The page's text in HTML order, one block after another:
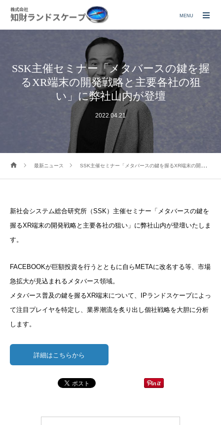
SSK主催セミナー「メタバースの鍵を握
るXR端末の開発戦略と主要各社の狙
い」に弊社山内が登壇
2022.04.21
最新ニュース SSK主催セミナー「メタバースの鍵を握るXR端末の開発戦略と主要各社の狙い」に弊社山内が登壇
新社会システム総合研究所（SSK）主催セミナー「メタバースの鍵を
握るXR端末の開発戦略と主要各社の狙い」に弊社山内が登壇いたしま
す。
FACEBOOKが巨額投資を行うとともに自らMETAに改名する等、市場
急拡大が見込まれるメタバース領域。
メタバース普及の鍵を握るXR端末について、IPランドスケープによっ
て注目プレイヤを特定し、業界潮流を炙り出し個社戦略を大胆に分析
します。
詳細はこちらから
MENU